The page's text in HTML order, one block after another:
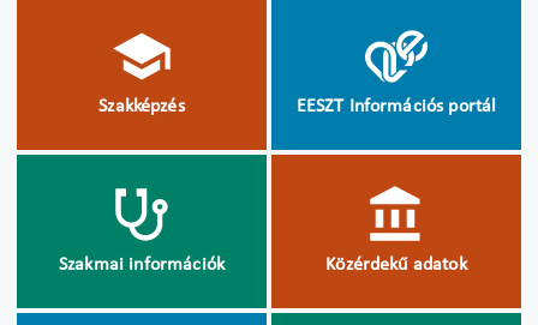
Szakképzés EESZT Információs portál
Szakmai információk Közérdekű adatok